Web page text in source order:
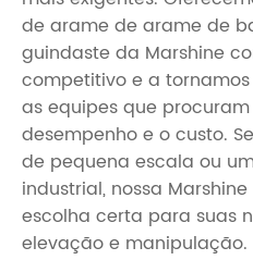
de arame de arame de
guindaste da Marshine
competitivo e a
as equipes que
desempenho e o custo.
de pequena escala ou
industrial, nossa
escolha certa para suas
elevação e manipulação.